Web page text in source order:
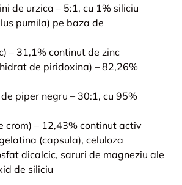
de urzica – 5:1, cu 1% siliciu
pumila) pe baza de
– 31,1% continut de zinc
de piridoxina) – 82,26%
piper negru – 30:1, cu 95%
crom) – 12,43% continut activ
(capsula), celuloza
dicalcic, saruri de magneziu ale
de siliciu